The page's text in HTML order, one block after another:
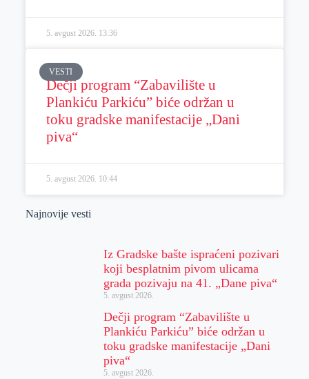
5. avgust 2026. 13:36
VESTI
Dečji program “Zabavilište u
Plankiću Parkiću” biće održan u
toku gradske manifestacije „Dani
piva“
5. avgust 2026. 10:44
Najnovije vesti
Iz Gradske bašte ispraćeni pozivari
koji besplatnim pivom ulicama
grada pozivaju na 41. „Dane piva“
5. avgust 2026.
Dečji program “Zabavilište u
Plankiću Parkiću” biće održan u
toku gradske manifestacije „Dani
piva“
5. avgust 2026.